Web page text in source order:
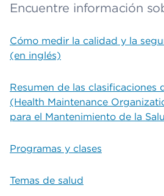
Encuentre información
Cómo medir la calidad y la
(en inglés)
Resumen de las clasificaciones
(Health Maintenance
para el Mantenimiento de la
Programas y clases
Temas de salud